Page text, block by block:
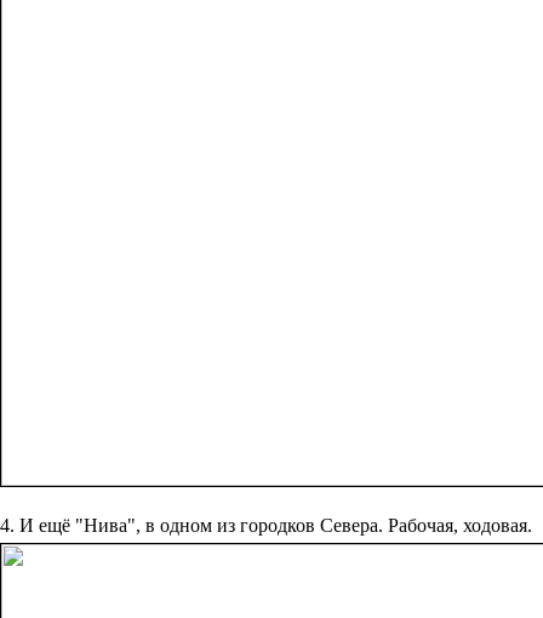
4. И ещё "Нива", в одном из городков Севера. Рабочая, ходовая.